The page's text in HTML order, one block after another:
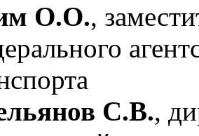
О.О.,
С.В.,